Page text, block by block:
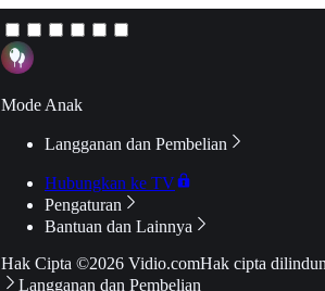
Mode Anak
Langganan dan Pembelian
Hubungkan ke TV
Pengaturan
Bantuan dan Lainnya
Hak Cipta ©2026 Vidio.comHak cipta
Langganan dan Pembelian